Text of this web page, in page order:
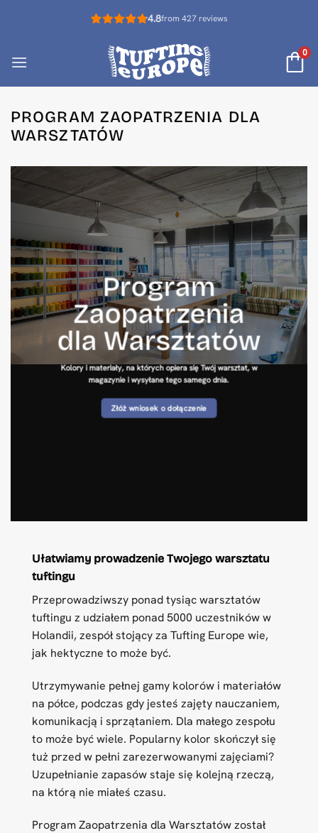
4.8from 427 reviews
0
PROGRAM ZAOPATRZENIA DLA
WARSZTATÓW
Program
Zaopatrzenia
dla Warsztatów
Kolory i materiały, na których opiera się Twój warsztat, w
magazynie i wysyłane tego samego dnia.
Złóż wniosek o dołączenie
Ułatwiamy prowadzenie Twojego warsztatu
tuftingu
Przeprowadziwszy ponad tysiąc warsztatów
tuftingu z udziałem ponad 5000 uczestników w
Holandii, zespół stojący za Tufting Europe wie,
jak hektyczne to może być.
Utrzymywanie pełnej gamy kolorów i materiałów
na półce, podczas gdy jesteś zajęty nauczaniem,
komunikacją i sprzątaniem. Dla małego zespołu
to może być wiele. Popularny kolor skończył się
tuż przed w pełni zarezerwowanymi zajęciami?
Uzupełnianie zapasów staje się kolejną rzeczą,
na którą nie miałeś czasu.
Program Zaopatrzenia dla Warsztatów został